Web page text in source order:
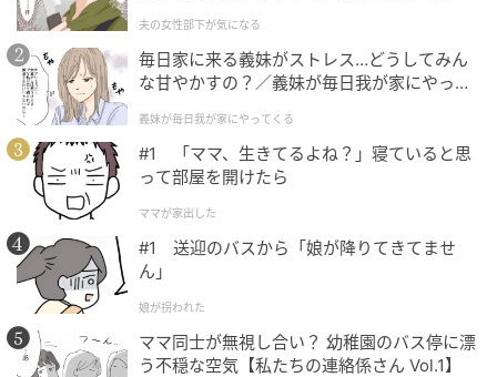
夫の女性部下が気になる
毎日家に来る義妹がストレス…どうしてみん
な甘やかすの？／義妹が毎日我が家にやって
が】
義妹が毎日我が家にやってくる
#1 「ママ、生きてるよね？」寝ていると思
って部屋を開けたら
ママが家出した
#1 送迎のバスから「娘が降りてきてませ
ん」
娘が拐われた
ママ同士が無視し合い？ 幼稚園のバス停に漂
う不穏な空気【私たちの連絡係さん Vol.1】